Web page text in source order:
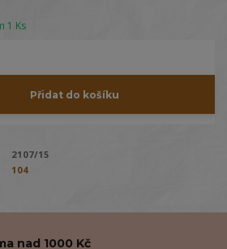
1 Ks
Přidat do košíku
2107/15
104
nad 1000 Kč